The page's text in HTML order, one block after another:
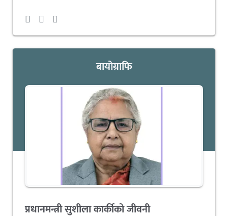
बायोग्राफि
प्रधानमन्त्री सुशीला कार्कीको जीवनी